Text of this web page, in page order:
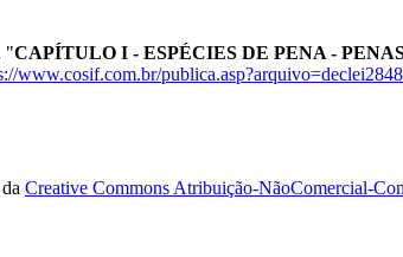
"CAPÍTULO I - ESPÉCIES DE PENA -
www.cosif.com.br/
Creative Commons Atribuição-NãoComercial-